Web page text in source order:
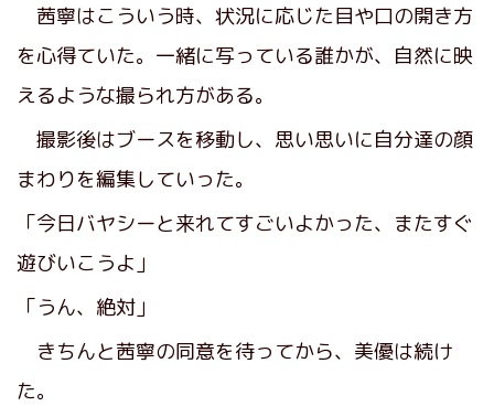
茜寧はこういう時、状況に応じた目や口の開き方
を心得ていた。一緒に写っている誰かが、自然に映
えるような撮られ方がある。
撮影後はブースを移動し、思い思いに自分達の顔
まわりを編集していった。
「今日バヤシーと来れてすごいよかった、またすぐ
遊びいこうよ」
「うん、絶対」
きちんと茜寧の同意を待ってから、美優は続け
た。